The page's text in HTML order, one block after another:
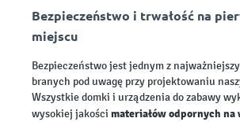
Bezpieczeństwo i trwałość na
miejscu
Bezpieczeństwo jest jednym z
branych pod uwagę przy projektowaniu
Wszystkie domki i urządzenia do zabawy
wysokiej jakości materiałów odpornych